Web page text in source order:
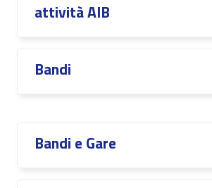
attività AIB
Bandi
Bandi e Gare